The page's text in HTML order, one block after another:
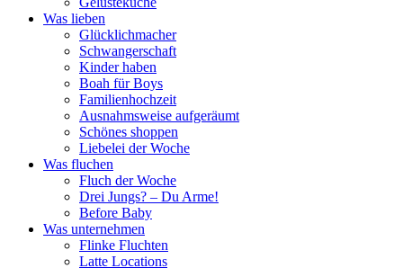
Was lieben
Glücklichmacher
Schwangerschaft
Kinder haben
Boah für Boys
Familienhochzeit
Ausnahmsweise aufgeräumt
Schönes shoppen
Liebelei der Woche
Was fluchen
Fluch der Woche
Drei Jungs? – Du Arme!
Before Baby
Was unternehmen
Flinke Fluchten
Latte Locations